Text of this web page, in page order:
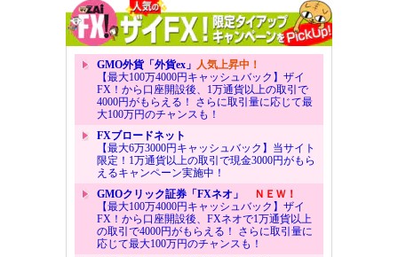
GMO外貨「外貨ex」 人気上昇中！
【最大100万4000円キャッシュバック】ザイ
FX！から口座開設後、1万通貨以上の取引で
4000円がもらえる！ さらに取引量に応じて最
大100万円のチャンスも！
FXブロードネット
【最大6万3000円キャッシュバック】当サイト
限定！1万通貨以上の取引で現金3000円がもら
えるキャンペーン実施中！
GMOクリック証券「FXネオ」
ＮＥＷ！
【最大100万4000円キャッシュバック】ザイ
FX！から口座開設後、FXネオで1万通貨以上
の取引で4000円がもらえる！ さらに取引量に
応じて最大100万円のチャンスも！